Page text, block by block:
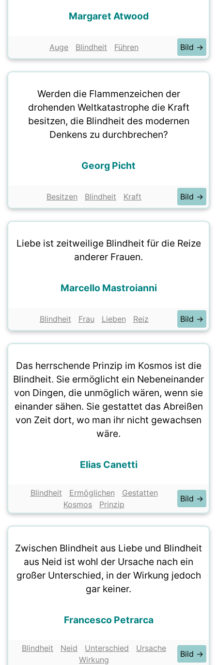
Margaret Atwood
Auge Blindheit Führen Bild →
Werden die Flammenzeichen der
drohenden Weltkatastrophe die Kraft
besitzen, die Blindheit des modernen
Denkens zu durchbrechen?
Georg Picht
Besitzen Blindheit Kraft Bild →
Liebe ist zeitweilige Blindheit für die Reize
anderer Frauen.
Marcello Mastroianni
Blindheit Frau Lieben Reiz Bild →
Das herrschende Prinzip im Kosmos ist die
Blindheit. Sie ermöglicht ein Nebeneinander
von Dingen, die unmöglich wären, wenn sie
einander sähen. Sie gestattet das Abreißen
von Zeit dort, wo man ihr nicht gewachsen
wäre.
Elias Canetti
Blindheit Ermöglichen
Gestatten
Kosmos
Prinzip
Bild →
Zwischen Blindheit aus Liebe und Blindheit
aus Neid ist wohl der Ursache nach ein
großer Unterschied, in der Wirkung jedoch
gar keiner.
Francesco Petrarca
Blindheit Neid Unterschied
Ursache
Wirkung
Bild →